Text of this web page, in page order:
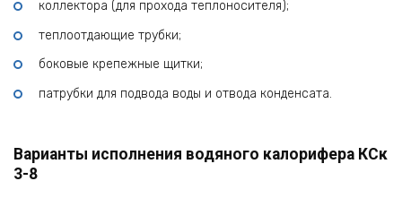
коллектора (для прохода теплоносителя);
теплоотдающие трубки;
боковые крепежные щитки;
патрубки для подвода воды и отвода конденсата.
Варианты исполнения водяного калорифера КСк
3-8